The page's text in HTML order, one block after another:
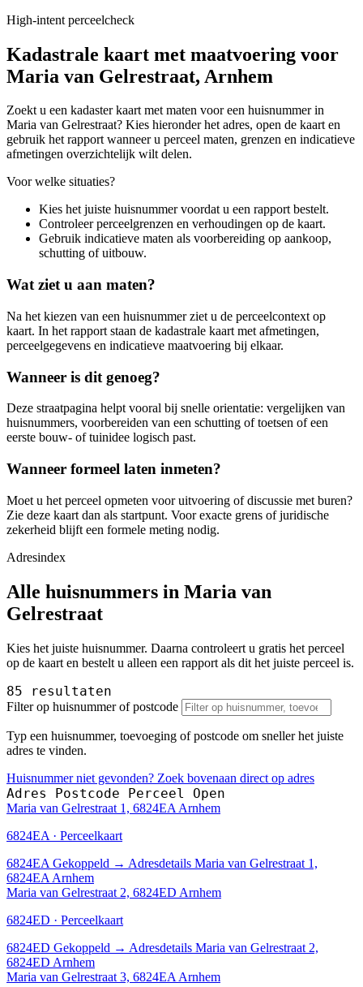
High-intent perceelcheck
Kadastrale kaart met maatvoering voor
Maria van Gelrestraat, Arnhem
Zoekt u een kadaster kaart met maten voor een huisnummer in
Maria van Gelrestraat? Kies hieronder het adres, open de kaart en
gebruik het rapport wanneer u perceel maten, grenzen en indicatieve
afmetingen overzichtelijk wilt delen.
Voor welke situaties?
Kies het juiste huisnummer voordat u een rapport bestelt.
Controleer perceelgrenzen en verhoudingen op de kaart.
Gebruik indicatieve maten als voorbereiding op aankoop,
schutting of uitbouw.
Wat ziet u aan maten?
Na het kiezen van een huisnummer ziet u de perceelcontext op
kaart. In het rapport staan de kadastrale kaart met afmetingen,
perceelgegevens en indicatieve maatvoering bij elkaar.
Wanneer is dit genoeg?
Deze straatpagina helpt vooral bij snelle orientatie: vergelijken van
huisnummers, voorbereiden van een schutting of toetsen of een
eerste bouw- of tuinidee logisch past.
Wanneer formeel laten inmeten?
Moet u het perceel opmeten voor uitvoering of discussie met buren?
Zie deze kaart dan als startpunt. Voor exacte grens of juridische
zekerheid blijft een formele meting nodig.
Adresindex
Alle huisnummers in Maria van
Gelrestraat
Kies het juiste huisnummer. Daarna controleert u gratis het perceel
op de kaart en bestelt u alleen een rapport als dit het juiste perceel is.
85 resultaten
Filter op huisnummer of postcode
Typ een huisnummer, toevoeging of postcode om sneller het juiste
adres te vinden.
Huisnummer niet gevonden? Zoek bovenaan direct op adres
Adres Postcode Perceel Open
Maria van Gelrestraat 1, 6824EA Arnhem
6824EA · Perceelkaart
6824EA Gekoppeld → Adresdetails Maria van Gelrestraat 1,
6824EA Arnhem
Maria van Gelrestraat 2, 6824ED Arnhem
6824ED · Perceelkaart
6824ED Gekoppeld → Adresdetails Maria van Gelrestraat 2,
6824ED Arnhem
Maria van Gelrestraat 3, 6824EA Arnhem